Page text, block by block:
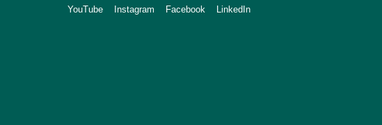
YouTube Instagram Facebook LinkedIn